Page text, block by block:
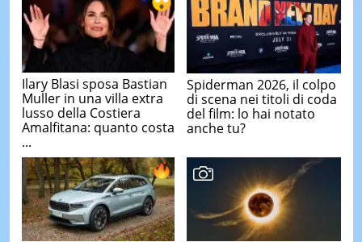
Ilary Blasi sposa Bastian
Muller in una villa extra
lusso della Costiera
Amalfitana: quanto costa
...
Spiderman 2026, il colpo
di scena nei titoli di coda
del film: lo hai notato
anche tu?